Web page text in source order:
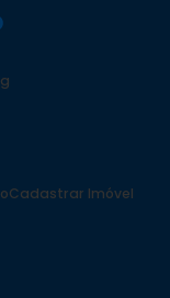
Cadastrar Imóvel